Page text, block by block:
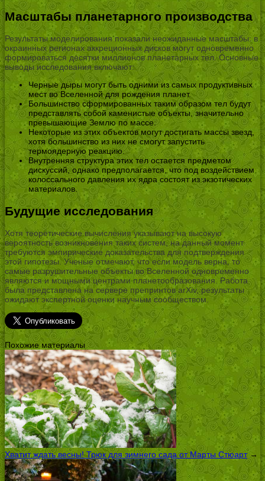
Масштабы планетарного производства
Результаты моделирования показали неожиданные масштабы: в
окраинных регионах аккреционных дисков могут одновременно
формироваться десятки миллионов планетарных тел. Основные
выводы исследования включают:
Черные дыры могут быть одними из самых продуктивных
мест во Вселенной для рождения планет.
Большинство сформированных таким образом тел будут
представлять собой каменистые объекты, значительно
превышающие Землю по массе.
Некоторые из этих объектов могут достигать массы звезд,
хотя большинство из них не смогут запустить
термоядерную реакцию.
Внутренняя структура этих тел остается предметом
дискуссий, однако предполагается, что под воздействием
колоссального давления их ядра состоят из экзотических
материалов.
Будущие исследования
Хотя теоретические вычисления указывают на высокую
вероятность возникновения таких систем, на данный момент
требуются эмпирические доказательства для подтверждения
этой гипотезы. Ученые отмечают, что если модель верна, то
самые разрушительные объекты во Вселенной одновременно
являются и мощными центрами планетообразования. Работа
была представлена на сервере препринтов arXiv, результаты
ожидают экспертной оценки научным сообществом.
Похожие материалы
Хватит ждать весны! Трюк для зимнего сада от Марты Стюарт→